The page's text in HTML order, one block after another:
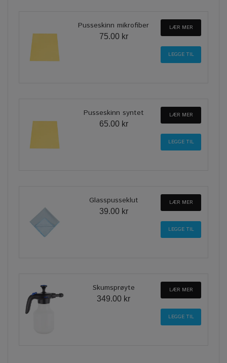
Pusseskinn mikrofiber
75.00 kr
LÆR MER
Pusseskinn syntet
65.00 kr
LÆR MER
Glasspusseklut
39.00 kr
LÆR MER
Skumsprøyte
349.00 kr
LÆR MER